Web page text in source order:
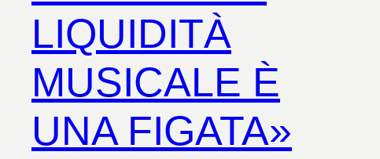
LIQUIDITÀ
MUSICALE È
UNA FIGATA»